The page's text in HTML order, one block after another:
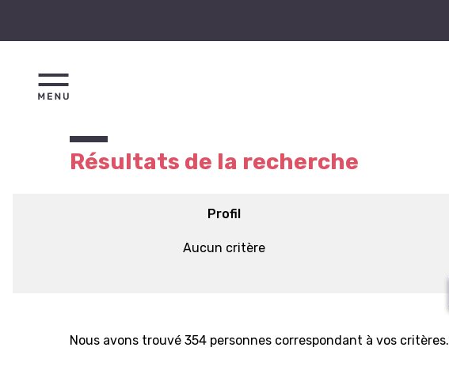
Résultats de la recherche
Profil
Aucun critère
Nous avons trouvé 354 personnes correspondant à vos critères.